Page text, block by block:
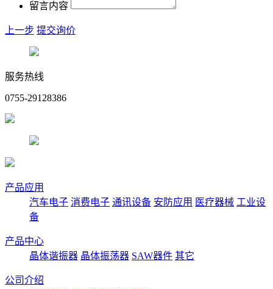
留言内容
上一步 提交询价
服务热线
0755-29128386
产品应用
汽车电子 消费电子 通讯设备 安防应用 医疗器械 工业设
备
产品中心
晶体谐振器 晶体振荡器 SAW器件 其它
公司介绍